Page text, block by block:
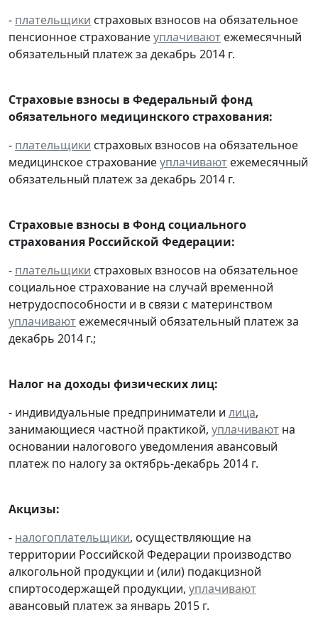
- плательщики страховых взносов на обязательное
пенсионное страхованиеуплачивают ежемесячный
обязательный платеж за декабрь 2014 г.
Страховые взносы в Федеральный фонд
обязательного медицинского страхования:
- плательщики страховых взносов на обязательное
медицинское страхованиеуплачивают ежемесячный
обязательный платеж за декабрь 2014 г.
Страховые взносы в Фонд социального
страхования Российской Федерации:
- плательщики страховых взносов на обязательное
социальное страхование на случай временной
нетрудоспособности и в связи с материнством
уплачивают ежемесячный обязательный платеж за
декабрь 2014 г.;
Налог на доходы физических лиц:
- индивидуальные предприниматели и лица,
занимающиеся частной практикой, уплачивают на
основании налогового уведомления авансовый
платеж по налогу за октябрь-декабрь 2014 г.
Акцизы:
- налогоплательщики, осуществляющие на
территории Российской Федерации производство
алкогольной продукции и (или) подакцизной
спиртосодержащей продукции, уплачивают
авансовый платеж за январь 2015 г.